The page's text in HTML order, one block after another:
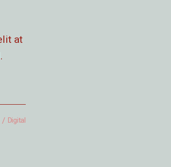
at
Digital